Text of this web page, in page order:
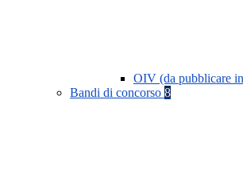
OIV (da pubblicare
Bandi di concorso 8